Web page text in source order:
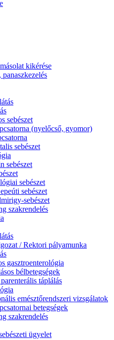
kikérése
sebészet
(nyelőcső, gyomor)
sebészet
sebészet
sebészet
sebészet
sebészet
szakrendelés
/ Rektori pályamunka
gasztroenterológia
bélbetegségek
táplálás
emésztőrendszeri vizsgálatok
betegségek
szakrendelés
ügyelet